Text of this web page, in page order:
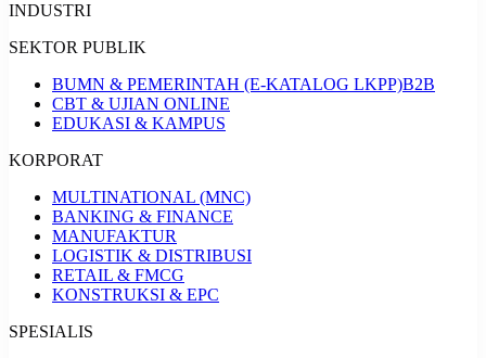
INDUSTRI
SEKTOR PUBLIK
BUMN & PEMERINTAH (E-KATALOG LKPP)B2B
CBT & UJIAN ONLINE
EDUKASI & KAMPUS
KORPORAT
MULTINATIONAL (MNC)
BANKING & FINANCE
MANUFAKTUR
LOGISTIK & DISTRIBUSI
RETAIL & FMCG
KONSTRUKSI & EPC
SPESIALIS